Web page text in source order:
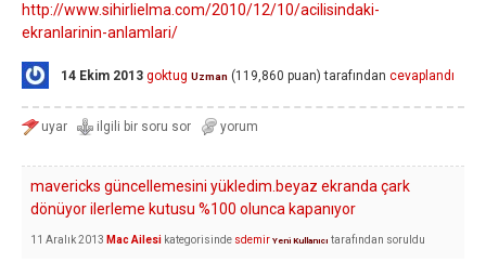
http://www.sihirlielma.com/2010/12/10/acilisindaki-
ekranlarinin-anlamlari/
14 Ekim 2013 goktug Uzman (119,860 puan) tarafından cevaplandı
mavericks güncellemesini yükledim.beyaz ekranda çark
dönüyor ilerleme kutusu %100 olunca kapanıyor
11 Aralık 2013 Mac Ailesi kategorisinde sdemir Yeni Kullanıcı tarafından soruldu